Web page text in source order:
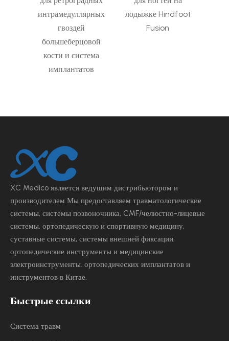
интрамедуллярных
гвоздей
большеберцовой
кости и система
имплантатов
лодыжке Hindfoot
Fusion
XC Medico является ведущим дистрибьютором и
производителем Мы предоставляем травматологические
системы, системы позвоночника, CMF/челюстно-лицевые
системы, ортопедическую и спортивную медицину,
суставные системы, системы внешней фиксации,
ортопедические инструменты и медицинские
электроинструменты. ортопедических имплантатов и
инструментов в Китае.
Быстрые ссылки
Система травм